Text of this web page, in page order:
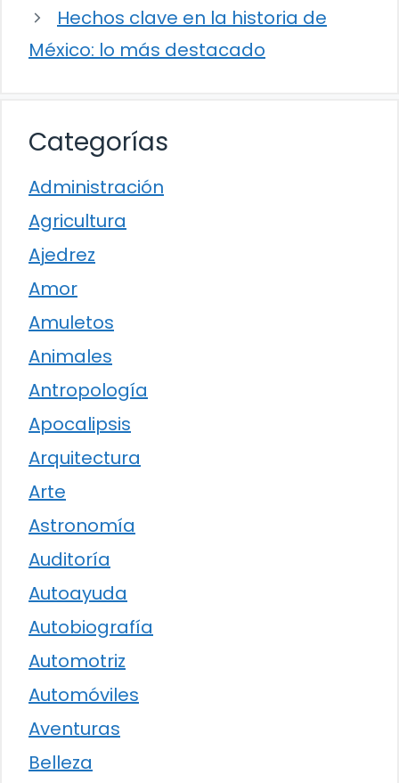
Hechos clave en la historia de
México: lo más destacado
Categorías
Administración
Agricultura
Ajedrez
Amor
Amuletos
Animales
Antropología
Apocalipsis
Arquitectura
Arte
Astronomía
Auditoría
Autoayuda
Autobiografía
Automotriz
Automóviles
Aventuras
Belleza